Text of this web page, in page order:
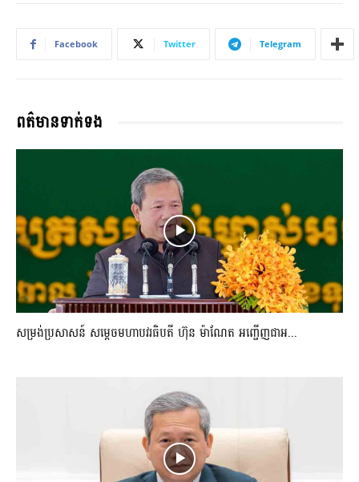
Facebook Twitter Telegram
ពត៌មានទាក់ទង
សម្រង់ប្រសាសន៍ សម្ដេចមហាបវរធិបតី ហ៊ុន ម៉ាណែត អញ្ជើញជាអ...